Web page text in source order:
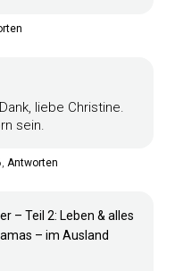
liebe Christine.
sein.
Antworten
– Teil 2: Leben & alles
– im Ausland